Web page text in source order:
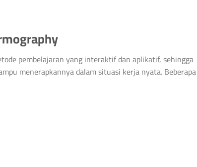
pembelajaran yang interaktif dan aplikatif, sehingga
menerapkannya dalam situasi kerja nyata. Beberapa